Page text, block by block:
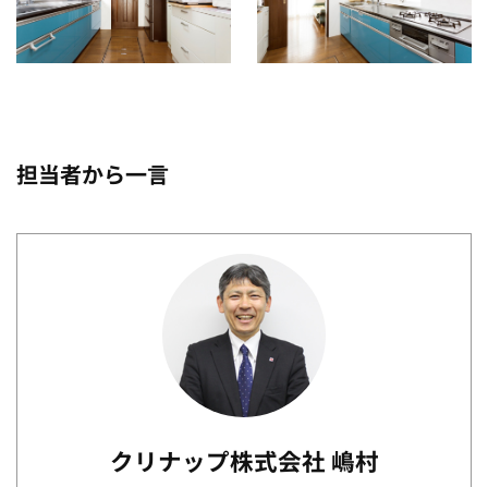
担当者から一言
クリナップ株式会社 嶋村